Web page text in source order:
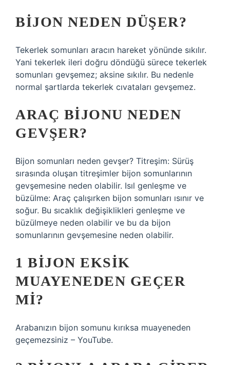
BIJON NEDEN DÜŞER?
Tekerlek somunları aracın hareket yönünde sıkılır.
Yani tekerlek ileri doğru döndüğü sürece tekerlek
somunları gevşemez; aksine sıkılır. Bu nedenle
normal şartlarda tekerlek cıvataları gevşemez.
ARAÇ BIJONU NEDEN
GEVŞER?
Bijon somunları neden gevşer? Titreşim: Sürüş
sırasında oluşan titreşimler bijon somunlarının
gevşemesine neden olabilir. Isıl genleşme ve
büzülme: Araç çalışırken bijon somunları ısınır ve
soğur. Bu sıcaklık değişiklikleri genleşme ve
büzülmeye neden olabilir ve bu da bijon
somunlarının gevşemesine neden olabilir.
1 BIJON EKSIK
MUAYENEDEN GEÇER
MI?
Arabanızın bijon somunu kırıksa muayeneden
geçemezsiniz – YouTube.